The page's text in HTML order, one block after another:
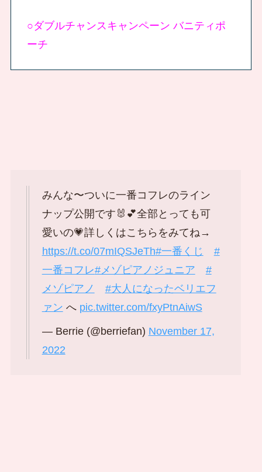
○ダブルチャンスキャンペーン バニティポ
ーチ
みんな〜ついに一番コフレのライン
ナップ公開です🐰💕全部とっても可
愛いの💗詳しくはこちらをみてね→
https://t.co/07mIQSJeTh#一番くじ
#
一番コフレ#メゾピアノジュニア
#
メゾピアノ
#大人になったベリエフ
ァン へ pic.twitter.com/fxyPtnAiwS
— Berrie (@berriefan) November 17,
2022